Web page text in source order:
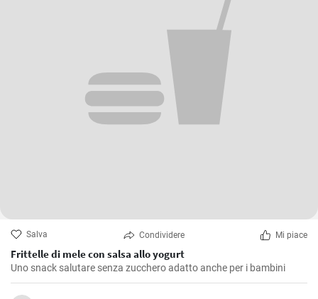
Salva Condividere Mi piace
Frittelle di mele con salsa allo yogurt
Uno snack salutare senza zucchero adatto anche per i bambini